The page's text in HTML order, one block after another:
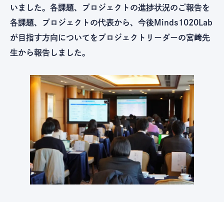
いました。各課題、プロジェクトの進捗状況のご報告を
各課題、プロジェクトの代表から、今後Minds1020Lab
が目指す方向についてをプロジェクトリーダーの宮﨑先
生から報告しました。